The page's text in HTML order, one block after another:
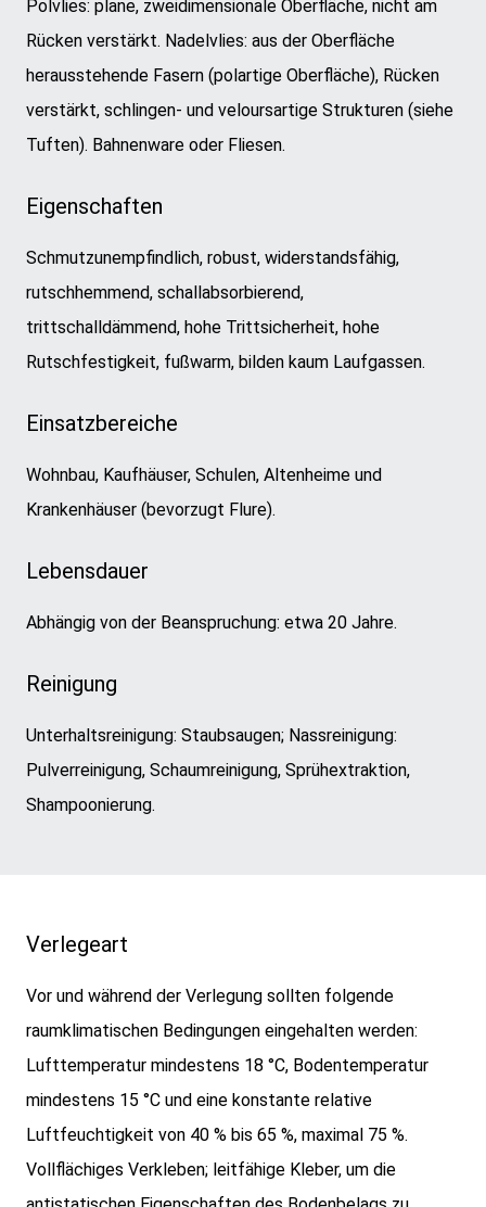
Polvlies: plane, zweidimensionale Oberfläche, nicht am
Rücken verstärkt. Nadelvlies: aus der Oberfläche
herausstehende Fasern (polartige Oberfläche), Rücken
verstärkt, schlingen- und veloursartige Strukturen (siehe
Tuften). Bahnenware oder Fliesen.
Eigenschaften
Schmutzunempfindlich, robust, widerstandsfähig,
rutschhemmend, schallabsorbierend,
trittschalldämmend, hohe Trittsicherheit, hohe
Rutschfestigkeit, fußwarm, bilden kaum Laufgassen.
Einsatzbereiche
Wohnbau, Kaufhäuser, Schulen, Altenheime und
Krankenhäuser (bevorzugt Flure).
Lebensdauer
Abhängig von der Beanspruchung: etwa 20 Jahre.
Reinigung
Unterhaltsreinigung: Staubsaugen; Nassreinigung:
Pulverreinigung, Schaumreinigung, Sprühextraktion,
Shampoonierung.
Verlegeart
Vor und während der Verlegung sollten folgende
raumklimatischen Bedingungen eingehalten werden:
Lufttemperatur mindestens 18 °C, Bodentemperatur
mindestens 15 °C und eine konstante relative
Luftfeuchtigkeit von 40 % bis 65 %, maximal 75 %.
Vollflächiges Verkleben; leitfähige Kleber, um die